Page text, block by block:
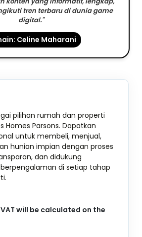
tren terbaru di dunia game
digital."
Celine Maharani
pilihan rumah dan properti
Homes Parsons. Dapatkan
untuk membeli, menjual,
hunian impian dengan proses
dan didukung
di setiap tahap
VAT will be calculated on the